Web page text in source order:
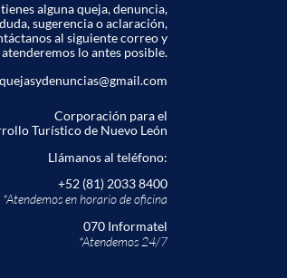
tienes alguna queja, denuncia,
duda, sugerencia o aclaración,
al siguiente correo y
lo antes posible.
Corporación para el
Turístico de Nuevo León
Llámanos al teléfono:
+52 (81) 2033 8400
*Atendemos en horario de oﬁcina
070 Informatel
*Atendemos 24/7